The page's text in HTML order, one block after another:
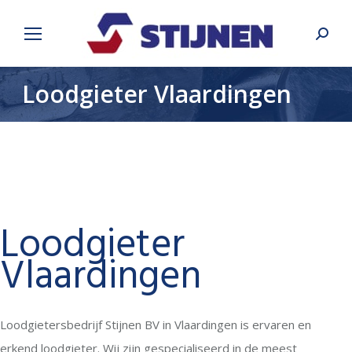
Loodgieter Vlaardingen
Loodgieter
Vlaardingen
Loodgietersbedrijf Stijnen BV in Vlaardingen is ervaren en
erkend loodgieter. Wij zijn gespecialiseerd in de meest